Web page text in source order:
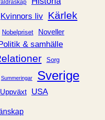
Kvinnors liv Kärlek
Nobelpriset Noveller
& samhälle
Sorg
Summeringar Sverige
Uppväxt USA